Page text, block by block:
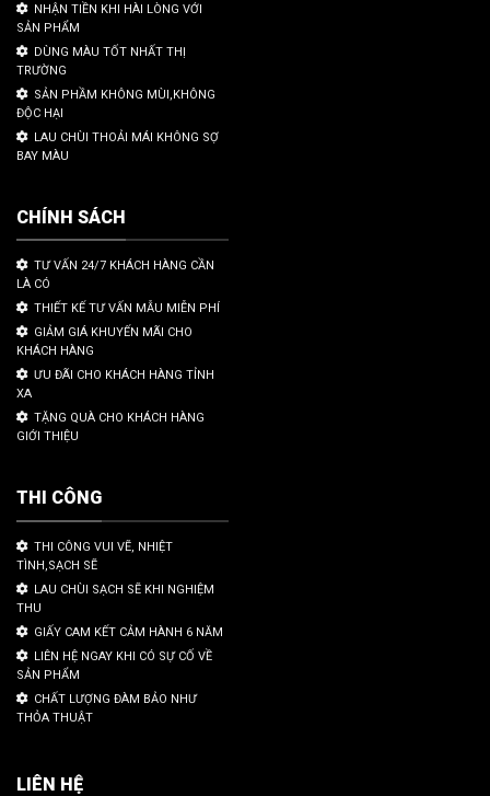
NHẬN TIỀN KHI HÀI LÒNG VỚI
SẢN PHẨM
DÙNG MÀU TỐT NHẤT THỊ
TRƯỜNG
SẢN PHẦM KHÔNG MÙI,KHÔNG
ĐỘC HẠI
LAU CHÙI THOẢI MÁI KHÔNG SỢ
BAY MÀU
CHÍNH SÁCH
TƯ VẤN 24/7 KHÁCH HÀNG CẦN
LÀ CÓ
THIẾT KẾ TƯ VẤN MẪU MIỄN PHÍ
GIẢM GIÁ KHUYẾN MÃI CHO
KHÁCH HÀNG
ƯU ĐÃI CHO KHÁCH HÀNG TỈNH
XA
TẶNG QUÀ CHO KHÁCH HÀNG
GIỚI THIỆU
THI CÔNG
THI CÔNG VUI VẼ, NHIỆT
TÌNH,SẠCH SẼ
LAU CHÙI SẠCH SẼ KHI NGHIỆM
THU
GIẤY CAM KẾT CẢM HÀNH 6 NĂM
LIÊN HỆ NGAY KHI CÓ SỰ CỐ VỀ
SẢN PHẨM
CHẤT LƯỢNG ĐÀM BẢO NHƯ
THỎA THUẬT
LIÊN HỆ